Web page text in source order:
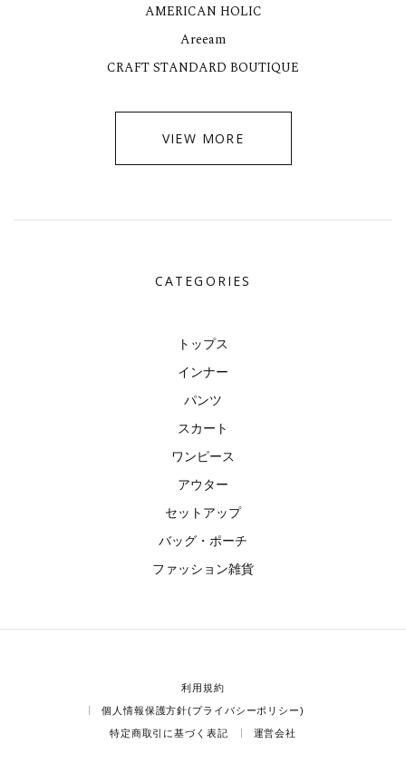
AMERICAN HOLIC
Areeam
CRAFT STANDARD BOUTIQUE
VIEW MORE
CATEGORIES
トップス
インナー
パンツ
スカート
ワンピース
アウター
セットアップ
バッグ・ポーチ
ファッション雑貨
利用規約
個人情報保護方針(プライバシーポリシー)
特定商取引に基づく表記 運営会社